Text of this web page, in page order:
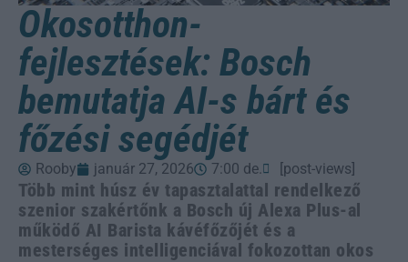
Okosotthon-
fejlesztések: Bosch
bemutatja AI-s bárt és
főzési segédjét
Rooby január 27, 2026 7:00 de. [post-views]
Több mint húsz év tapasztalattal rendelkező
szenior szakértőnk a Bosch új Alexa Plus-al
működő AI Barista kávéfőzőjét és a
mesterséges intelligenciával fokozottan okos